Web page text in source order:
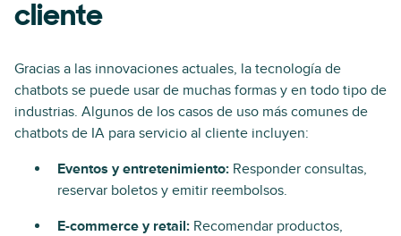
cliente
Gracias a las innovaciones actuales, la tecnología de
chatbots se puede usar de muchas formas y en todo tipo de
industrias. Algunos de los casos de uso más comunes de
chatbots de IA para servicio al cliente incluyen:
Eventos y entretenimiento: Responder consultas,
reservar boletos y emitir reembolsos.
E-commerce y retail: Recomendar productos,